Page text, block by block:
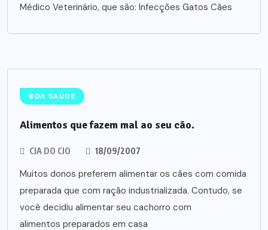
Médico Veterinário, que são: Infecções Gatos Cães
BOA SAÚDE
Alimentos que fazem mal ao seu cão.
CIA DO CIO 18/09/2007
Muitos donos preferem alimentar os cães com comida
preparada que com ração industrializada. Contudo, se
você decidiu alimentar seu cachorro com
alimentos preparados em casa